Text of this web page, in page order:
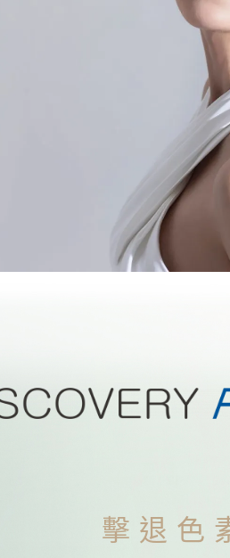
擊退色